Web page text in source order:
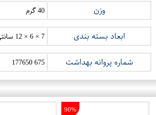
وزن 40 گرم
ابعاد بسته بندی 7 × 6 × 12 سانتی متر
شماره پروانه بهداشت 675 177650
90%